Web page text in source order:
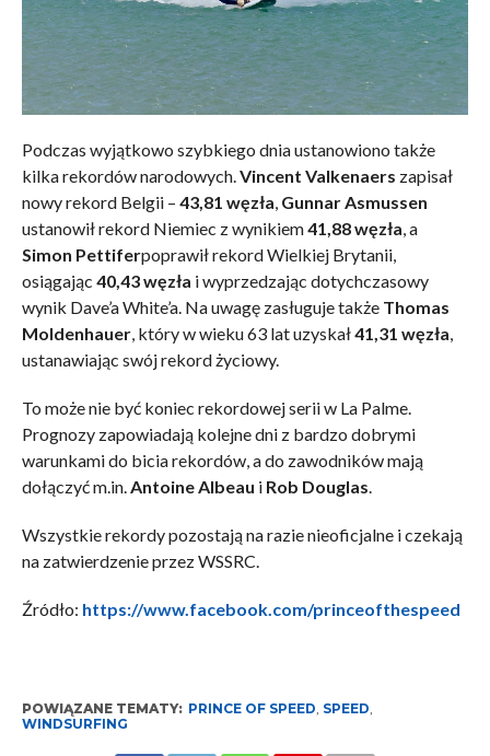
Podczas wyjątkowo szybkiego dnia ustanowiono także
kilka rekordów narodowych.Vincent Valkenaers zapisał
nowy rekord Belgii – 43,81 węzła, Gunnar Asmussen
ustanowił rekord Niemiec z wynikiem41,88 węzła, a
Simon Pettiferpoprawił rekord Wielkiej Brytanii,
osiągając 40,43 węzła i wyprzedzając dotychczasowy
wynik Dave’a White’a. Na uwagę zasługuje także Thomas
Moldenhauer, który w wieku 63 lat uzyskał41,31 węzła,
ustanawiając swój rekord życiowy.
To może nie być koniec rekordowej serii w La Palme.
Prognozy zapowiadają kolejne dni z bardzo dobrymi
warunkami do bicia rekordów, a do zawodników mają
dołączyć m.in.Antoine Albeau i Rob Douglas.
Wszystkie rekordy pozostają na razie nieoficjalne i czekają
na zatwierdzenie przez WSSRC.
Źródło: https://www.facebook.com/princeofthespeed
POWIĄZANE TEMATY: PRINCE OF SPEED, SPEED,
WINDSURFING